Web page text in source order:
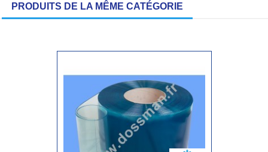
PRODUITS DE LA MÊME CATÉGORIE